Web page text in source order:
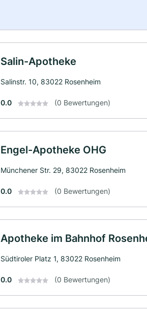
Salin-Apotheke
Salinstr. 10, 83022 Rosenheim
0.0 (0 Bewertungen)
Engel-Apotheke OHG
Münchener Str. 29, 83022 Rosenheim
0.0 (0 Bewertungen)
Apotheke im Bahnhof
Südtiroler Platz 1, 83022 Rosenheim
0.0 (0 Bewertungen)